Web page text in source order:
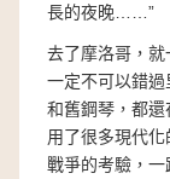
長的夜晚……”
去了摩洛哥，就
一定不可以錯
和舊鋼琴，都
用了很多現代
戰爭的考驗，一